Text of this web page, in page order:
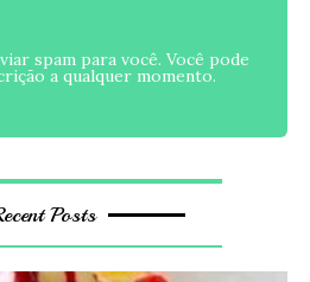
spam para você. Você pode
a qualquer momento.
Posts